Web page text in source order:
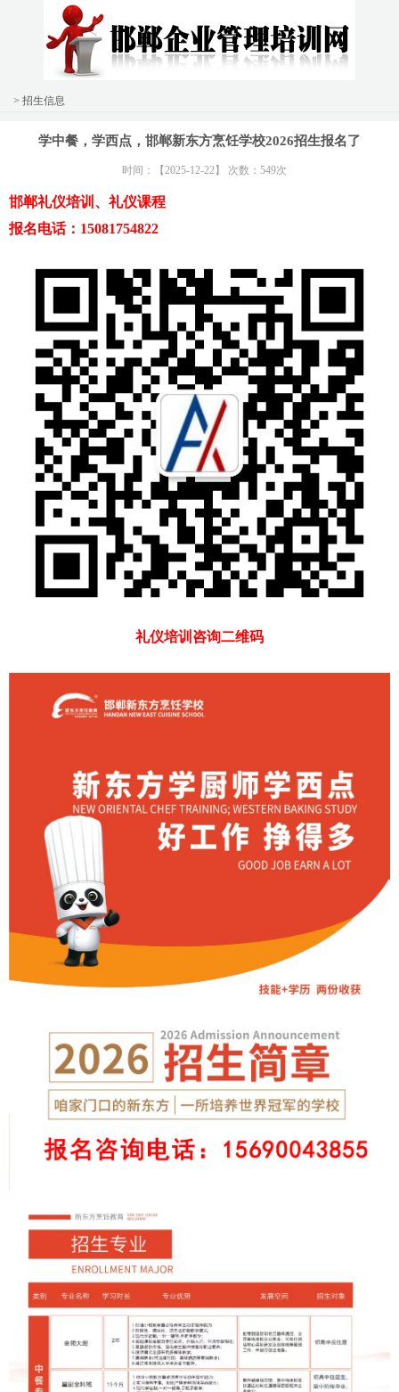
> 招生信息
学中餐，学西点，邯郸新东方烹饪学校2026招生报名了
时间：【2025-12-22】 次数：549次
邯郸礼仪培训、礼仪课程
报名电话：15081754822
礼仪培训咨询二维码